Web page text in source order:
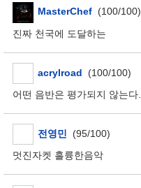
MasterChef (100/100)
진짜 천국에 도달하는
acrylroad (100/100)
어떤 음반은 평가되지 않는다.
전영민 (95/100)
멋진자켓 흘륭한음악